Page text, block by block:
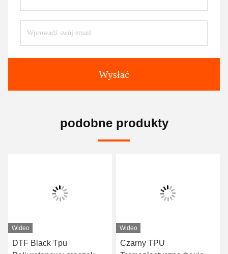
Wysłać
podobne produkty
Wideo
DTF Black Tpu
Wideo
Czarny TPU